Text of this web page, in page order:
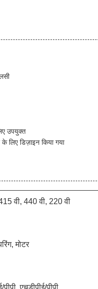
उपयुक्त
लिए डिज़ाइन किया गया
वी, 440 वी, 220 वी
मोटर